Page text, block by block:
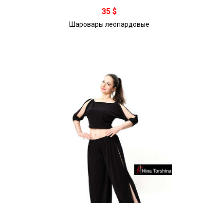
В корзину
35 $
Шаровары леопардовые